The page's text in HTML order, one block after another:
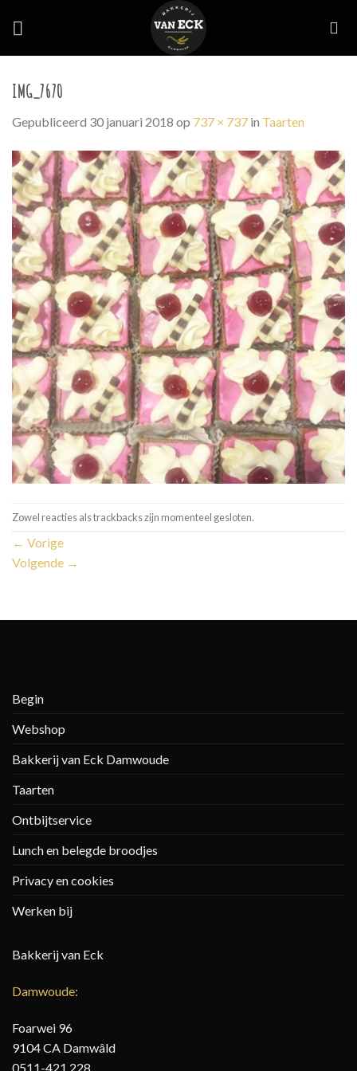
IMG_7670
Gepubliceerd 30 januari 2018 op 737 × 737 in Taarten
Zowel reacties als trackbacks zijn momenteel gesloten.
← Vorige
Volgende →
Begin
Webshop
Bakkerij van Eck Damwoude
Taarten
Ontbijtservice
Lunch en belegde broodjes
Privacy en cookies
Werken bij
Bakkerij van Eck
Damwoude:
Foarwei 96
9104 CA Damwâld
0511-421 228